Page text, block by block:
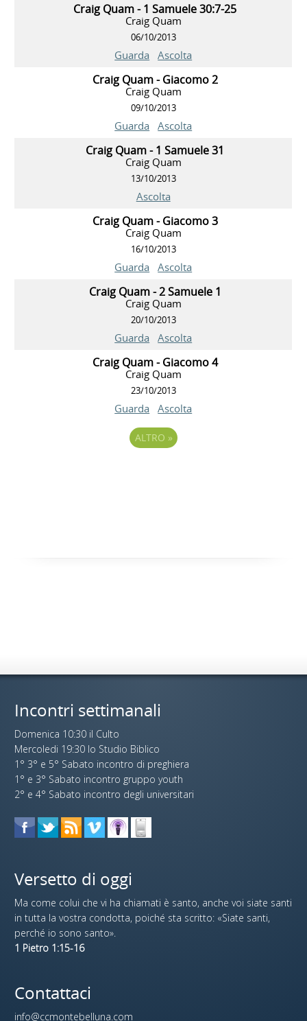
Craig Quam - 1 Samuele 30:7-25
Craig Quam
06/10/2013
Guarda Ascolta
Craig Quam - Giacomo 2
Craig Quam
09/10/2013
Guarda Ascolta
Craig Quam - 1 Samuele 31
Craig Quam
13/10/2013
Ascolta
Craig Quam - Giacomo 3
Craig Quam
16/10/2013
Guarda Ascolta
Craig Quam - 2 Samuele 1
Craig Quam
20/10/2013
Guarda Ascolta
Craig Quam - Giacomo 4
Craig Quam
23/10/2013
Guarda Ascolta
ALTRO »
Incontri settimanali
Domenica 10:30 il Culto
Mercoledi 19:30 lo Studio Biblico
1° 3° e 5° Sabato incontro di preghiera
1° e 3° Sabato incontro gruppo youth
2° e 4° Sabato incontro degli universitari
Versetto di oggi
Ma come colui che vi ha chiamati è santo, anche voi siate santi
in tutta la vostra condotta, poiché sta scritto: «Siate santi,
perché io sono santo».
1 Pietro 1:15-16
Contattaci
info@ccmontebelluna.com